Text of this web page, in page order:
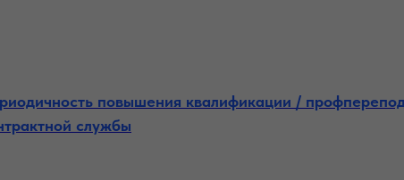
повышения квалификации /
службы